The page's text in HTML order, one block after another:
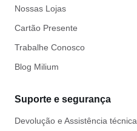
Nossas Lojas
Cartão Presente
Trabalhe Conosco
Blog Milium
Suporte e segurança
Devolução e Assistência técnica